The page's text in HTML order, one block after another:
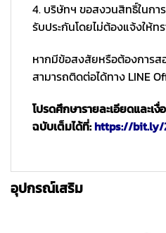
4. บริษัทฯ ขอสงวนสิทธิ์ในกา
รับประกันโดยไม่ต้องแจ้งให้ท
หากมีข้อสงสัยหรือต้องการส
สามารถติดต่อได้ทาง LINE
โปรดศึกษารายละเอียดและเ
ฉบับเต็มได้ที่:https://bit.ly/
อุปกรณ์เสริม